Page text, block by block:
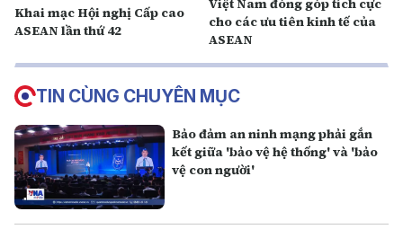
Khai mạc Hội nghị Cấp cao
ASEAN lần thứ 42
Việt Nam đóng góp tích cực
cho các ưu tiên kinh tế của
ASEAN
TIN CÙNG CHUYÊN MỤC
Bảo đảm an ninh mạng phải gắn
kết giữa 'bảo vệ hệ thống' và 'bảo
vệ con người'